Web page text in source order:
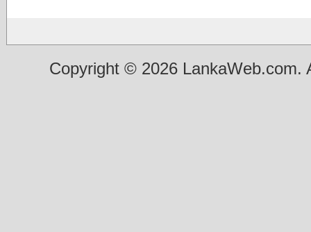
Copyright © 2026 LankaWeb.com.